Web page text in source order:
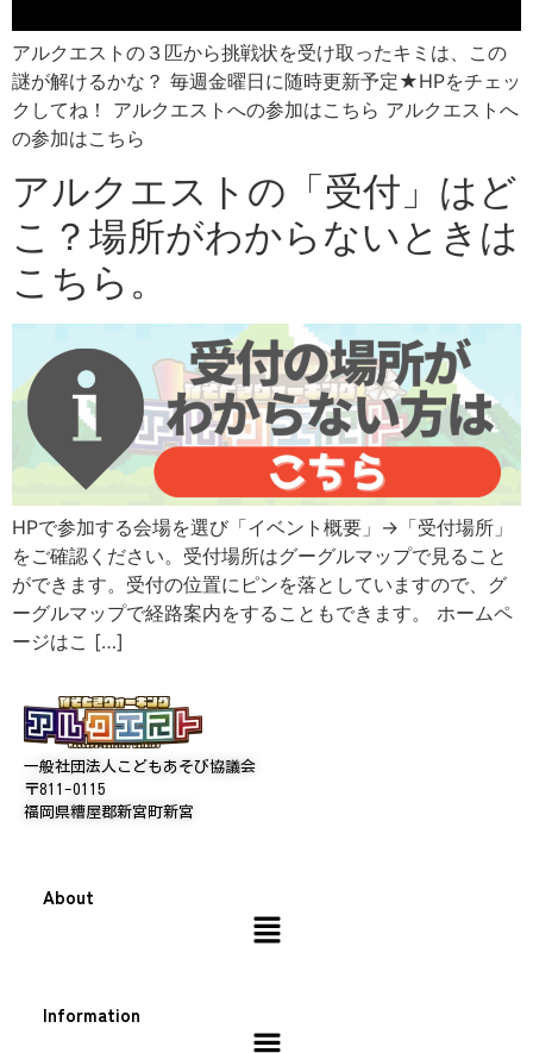
アルクエストの３匹から挑戦状を受け取ったキミは、この
謎が解けるかな？ 毎週金曜日に随時更新予定★HPをチェッ
クしてね！ アルクエストへの参加はこちら アルクエストへ
の参加はこちら
アルクエストの「受付」はど
こ？場所がわからないときは
こちら。
HPで参加する会場を選び「イベント概要」→「受付場所」
をご確認ください。受付場所はグーグルマップで見ること
ができます。受付の位置にピンを落としていますので、グ
ーグルマップで経路案内をすることもできます。 ホームペ
ージはこ […]
一般社団法人こどもあそび協議会
〒811-0115
福岡県糟屋郡新宮町新宮
About
Information